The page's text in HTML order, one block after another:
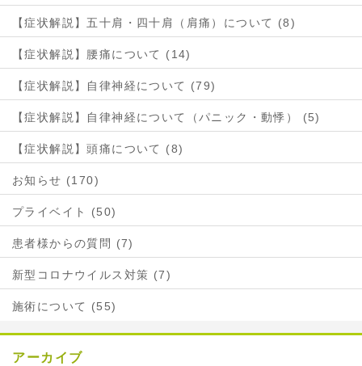
【症状解説】五十肩・四十肩（肩痛）について (8)
【症状解説】腰痛について (14)
【症状解説】自律神経について (79)
【症状解説】自律神経について（パニック・動悸） (5)
【症状解説】頭痛について (8)
お知らせ (170)
プライベイト (50)
患者様からの質問 (7)
新型コロナウイルス対策 (7)
施術について (55)
アーカイブ